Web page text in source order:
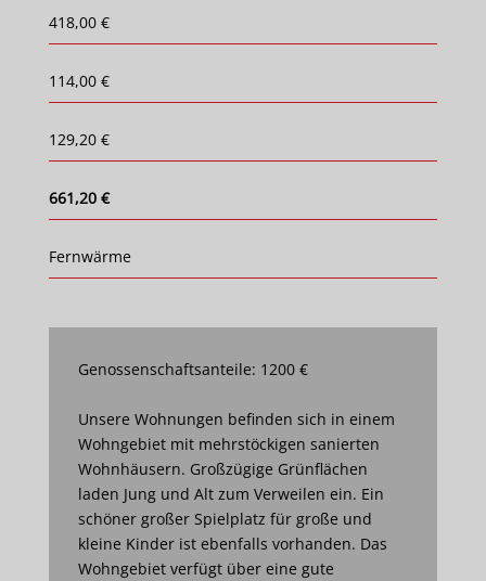
418,00 €
114,00 €
129,20 €
661,20 €
Fernwärme
Genossenschaftsanteile: 1200 €
Unsere Wohnungen befinden sich in einem
Wohngebiet mit mehrstöckigen sanierten
Wohnhäusern. Großzügige Grünflächen
laden Jung und Alt zum Verweilen ein. Ein
schöner großer Spielplatz für große und
kleine Kinder ist ebenfalls vorhanden. Das
Wohngebiet verfügt über eine gute